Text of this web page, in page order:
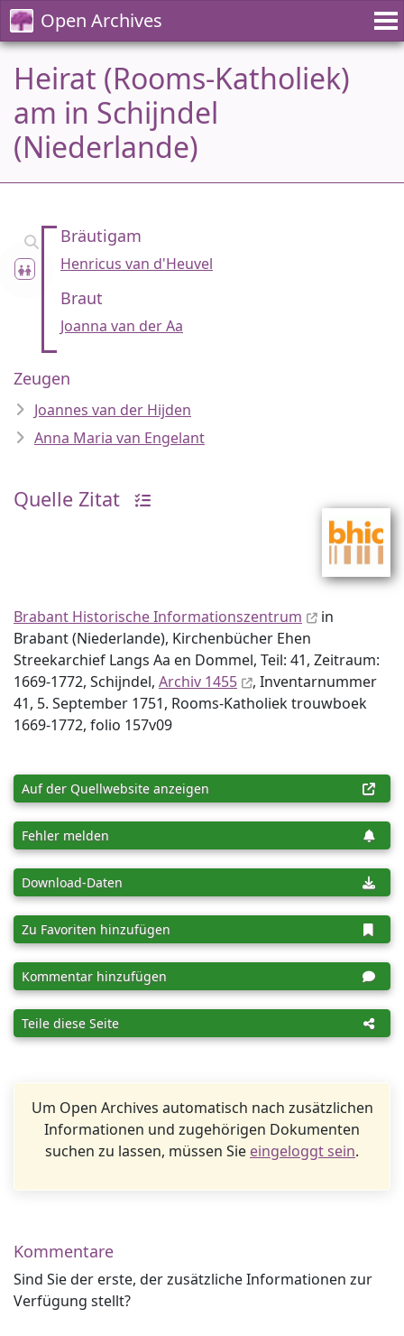
Open Archives
Heirat (Rooms-Katholiek)
am in Schijndel
(Niederlande)
Bräutigam
Henricus van d'Heuvel
Braut
Joanna van der Aa
Zeugen
Joannes van der Hijden
Anna Maria van Engelant
Quelle Zitat
Brabant Historische Informationszentrum
in
Brabant (Niederlande), Kirchenbücher Ehen
Streekarchief Langs Aa en Dommel, Teil: 41, Zeitraum:
1669-1772, Schijndel, Archiv 1455
, Inventar­nummer
41, 5. September 1751, Rooms-Katholiek trouwboek
1669-1772, folio 157v09
Auf der Quellwebsite anzeigen
Fehler melden
Download-Daten
Zu Favoriten hinzufügen
Kommentar hinzufügen
Teile diese Seite
Um Open Archives automatisch nach zusätzlichen
Informationen und zugehörigen Dokumenten
suchen zu lassen, müssen Sie eingeloggt sein.
Kommentare
Sind Sie der erste, der zusätzliche Informationen zur
Verfügung stellt?